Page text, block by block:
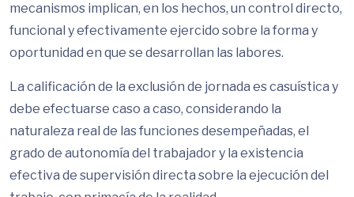
mecanismos implican, en los hechos, un control directo,
funcional y efectivamente ejercido sobre la forma y
oportunidad en que se desarrollan las labores.
La calificación de la exclusión de jornada es casuística y
debe efectuarse caso a caso, considerando la
naturaleza real de las funciones desempeñadas, el
grado de autonomía del trabajador y la existencia
efectiva de supervisión directa sobre la ejecución del